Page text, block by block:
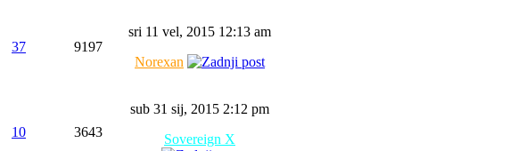
37 9197
sri 11 vel, 2015 12:13 am
Norexan
10 3643
sub 31 sij, 2015 2:12 pm
Sovereign X